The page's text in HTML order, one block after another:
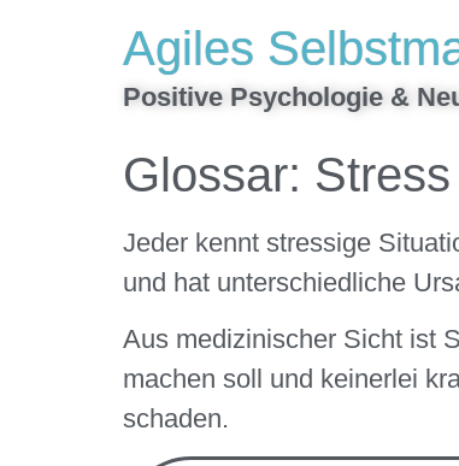
Agiles
Positive Psychologie &
Glossar: Stress
Jeder kennt stressige
und hat unterschiedliche
Aus medizinischer Sicht ist
machen soll und keinerlei
schaden.